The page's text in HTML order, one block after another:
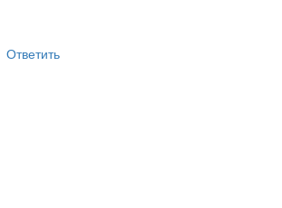
Ответить